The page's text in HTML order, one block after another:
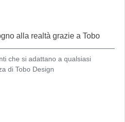
alla realtà grazie a Tobo
che si adattano a qualsiasi
di Tobo Design